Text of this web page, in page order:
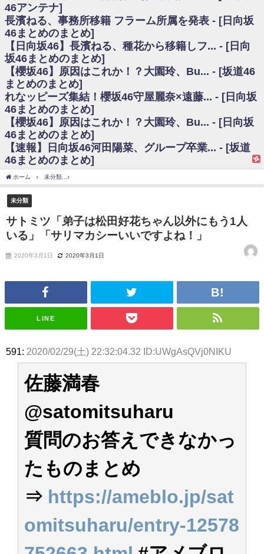
をピックアップ / 良い品揃え！櫻坂46 12thシングル『Make or Break』オフィ
シャルグッズ絶賛販売受付中
日向坂46まとめのまとめ / 【日向坂46】この月、何かあるのか！？『お願
いバッハ！』ミーグリ日程がこちら
日向坂46まとめのまとめ / 【元日向坂46】この卒業生、めちゃくちゃテレ
ビで見かけるな
欅坂/日向坂46まとめのまとめ / 【櫻坂46】リアルミーグリであの販売も！
『Make or Break』オフィシャルグッズ解禁
乃木坂46アンテナ / 【櫻坂46】ミーグリで喧嘩！？山下瞳月、これはマジ
ギレしてる
乃木坂あんてな ～乃木坂46・欅坂46・日向坂46のニュース・情報・話題
をピックアップ / れなッピーズ集結！櫻坂46守屋麗奈×遠藤理子、8/6「ラヴィ
ット！」水曜スタジオ出演決定
日向坂46まとめのまとめ / 【日向坂46】富田鈴花、次の事務所が決まって
そう！？
日向坂46まとめのまとめ / 【日向坂46】富田鈴花、次の事務所が決まって
そう！？
ハ！』ミーグリ日程がこちら
乃木坂あんてな ～乃木坂46・欅坂46・日向坂46のニュース・情報・話題
をピックアップ / 日向坂46卒業後初共演！佐々木久美さん、師匠オードリー若
林さんと再会した結果･･･【激レアさんを連れてきた。】
欅坂46/日向坂46まとめのまとめ / 『anan』の表紙の櫻坂46さん、多様性
の時代だと話題に
wwwwwwwwwwww
日向坂46まとめのまとめ / 筒井あやめ、アレをチラリ。こういう偶然の方
日向坂46まとめのまとめ / 【日向坂46】富田鈴花1st写真集の先行カット、
花考案グッズ＆生写真5種が公開される
アイドル – ぷぅアンテナ / 「乃木坂46ののぎおび⊿」北野日奈子が生配
アイドル – ぷぅアンテナ / 2022年3月22日（火）のメディア情報
アイドル – ぷぅアンテナ / 【乃木坂46】井上和の『なぎおはぎ』って こん
ぺいとう×いちごみるく×マヨラー星人 と同じと考えてよろしいですか？
アイドル – ぷぅアンテナ / 【乃木坂46】日村勇紀 gif職人が切り抜いた名シ
ふぇどみ！ / 【悲報】呪術廻戦、視聴率5.1%
ふぇどみ！ / 【画像】スポ－ツキャスターお姉さん・ハメまくりだったｗｗ
ｗｗｗｗｗｗｗｗｗｗ
ふぇどみ！ / 【悲報】母「裕福な過程が高学歴になるとか大嘘。教育に金を
Powered by livedoor 相互RSS
46アンテナ]
長濱ねる、事務所移籍 フラーム所属を発表 - [日向坂
46まとめのまとめ]
【日向坂46】長濱ねる、種花から移籍しフ... - [日向
坂46まとめのまとめ]
【櫻坂46】原因はこれか！？大園玲、Bu... - [坂道46
まとめのまとめ]
れなッピーズ集結！櫻坂46守屋麗奈×遠藤... - [日向坂
46まとめのまとめ]
【櫻坂46】原因はこれか！？大園玲、Bu... - [日向坂
46まとめのまとめ]
【速報】日向坂46河田陽菜、グループ卒業... - [坂道
46まとめのまとめ]
ホーム 未分類
未分類
サトミツ「弟子は松田好花ちゃん以外にもう1人
いる」「サリマカシーいいですよね！」
2020年3月1日 2020年3月1日
LINE
591: 2020/02/29(土) 22:32:04.32 ID:UWgAsQVj0NIKU
佐藤満春
@satomitsuharu
質問のお答えできなかっ
たものまとめ
⇒ https://ameblo.jp/sat
omitsuharu/entry-12578